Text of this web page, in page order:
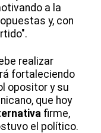
a la
y, con
realizar
fortaleciendo
opositor y su
que hoy
firme,
el político.